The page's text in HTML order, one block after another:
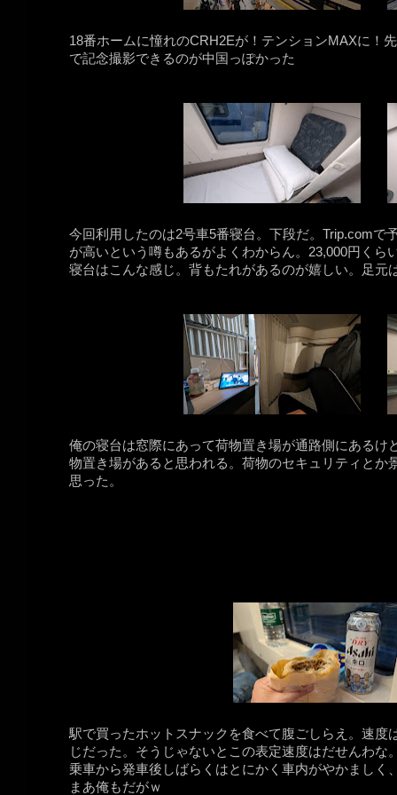
18番ホームに憧れのCRH2Eが！テンションMAXに！
で記念撮影できるのが中国っぽかった
今回利用したのは2号車5番寝台。下段だ。Trip.comで
が高いという噂もあるがよくわからん。23,000円くら
寝台はこんな感じ。背もたれがあるのが嬉しい。足元
俺の寝台は窓際にあって荷物置き場が通路側にある
物置き場があると思われる。荷物のセキュリティと
思った。
駅で買ったホットスナックを食べて腹ごしらえ。速
じだった。そうじゃないとこの表定速度はだせんわな
乗車から発車後しばらくはとにかく車内がやかまし
まあ俺もだがｗ